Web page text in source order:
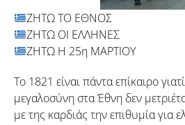
ΖΗΤΩ ΤΟ ΕΘΝΟΣ
ΖΗΤΩ ΟΙ ΕΛΛΗΝΕΣ
ΖΗΤΩ Η 25η ΜΑΡΤΙΟΥ
Το 1821 είναι πάντα επίκαιρο
μεγαλοσύνη στα Έθνη δεν
με της καρδιάς την επιθυμία για